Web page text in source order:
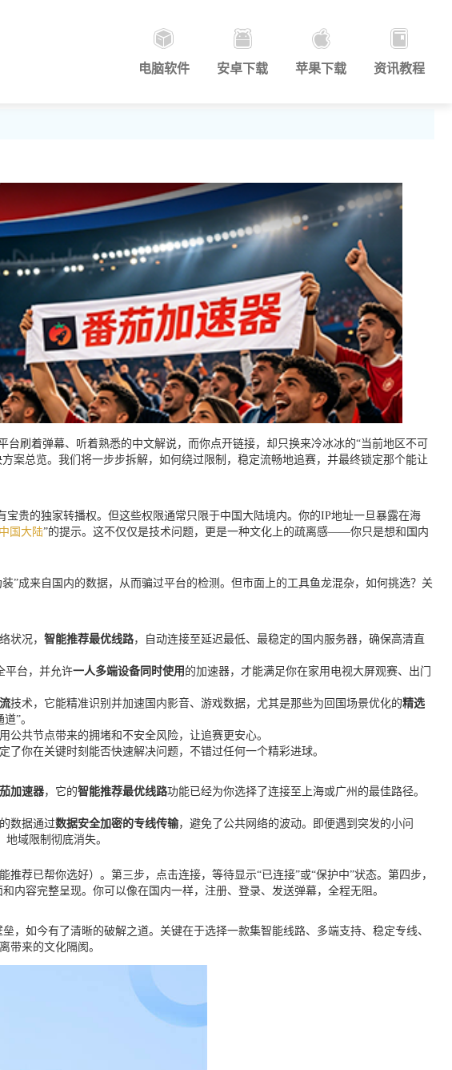
电脑软件 安卓下载 苹果下载 资讯教程
刷着弹幕、听着熟悉的中文解说，而你点开链接，却只换来冷冰冰的“当前地区不可
案总览。我们将一步步拆解，如何绕过限制，稳定流畅地追赛，并最终锁定那个能让
贵的独家转播权。但这些权限通常只限于中国大陆境内。你的IP地址一旦暴露在海
国大陆”的提示。这不仅仅是技术问题，更是一种文化上的疏离感——你只是想和国内
”成来自国内的数据，从而骗过平台的检测。但市面上的工具鱼龙混杂，如何挑选？关
状况， 智能推荐最优线路，自动连接至延迟最低、最稳定的国内服务器，确保高清直
平台，并允许一人多端设备同时使用 的加速器，才能满足你在家用电视大屏观赛、出门
技术，它能精准识别并加速国内影音、游戏数据，尤其是那些为回国场景优化的精选
”。
共节点带来的拥堵和不安全风险，让追赛更安心。
了你在关键时刻能否快速解决问题，不错过任何一个精彩进球。
加速器，它的智能推荐最优线路功能已经为你选择了连接至上海或广州的最佳路径。
数据通过数据安全加密的专线传输，避免了公共网络的波动。即便遇到突发的小问
域限制彻底消失。
荐已帮你选好）。第三步，点击连接，等待显示“已连接”或“保护中”状态。第四步，
内容完整呈现。你可以像在国内一样，注册、登录、发送弹幕，全程无阻。
，如今有了清晰的破解之道。关键在于选择一款集智能线路、多端支持、稳定专线、
带来的文化隔阂。